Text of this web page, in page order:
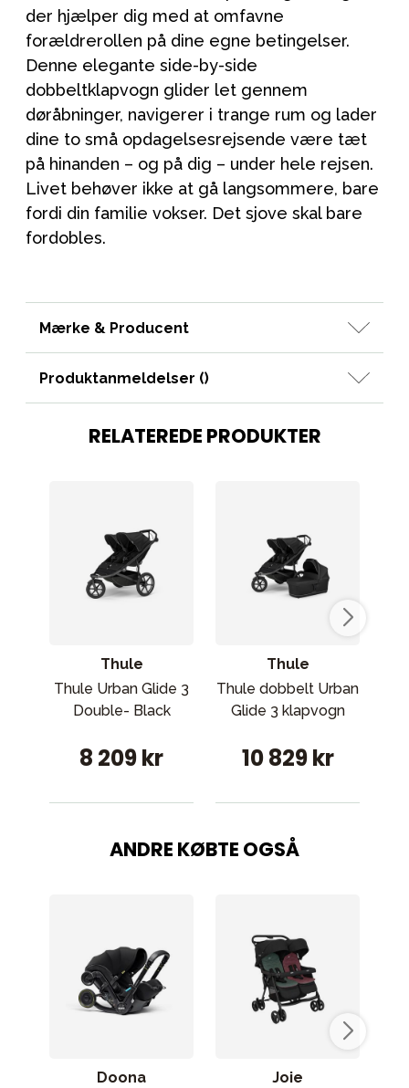
der hjælper dig med at omfavne
forældrerollen på dine egne betingelser.
Denne elegante side-by-side
dobbeltklapvogn glider let gennem
døråbninger, navigerer i trange rum og lader
dine to små opdagelsesrejsende være tæt
på hinanden – og på dig – under hele rejsen.
Livet behøver ikke at gå langsommere, bare
fordi din familie vokser. Det sjove skal bare
fordobles.
Mærke & Producent
Produktanmeldelser ()
RELATEREDE PRODUKTER
Thule
Thule Urban Glide 3
Double- Black
8 209 kr
Thule
Thule dobbelt Urban
Glide 3 klapvogn
10 829 kr
ANDRE KØBTE OGSÅ
Doona
Joie